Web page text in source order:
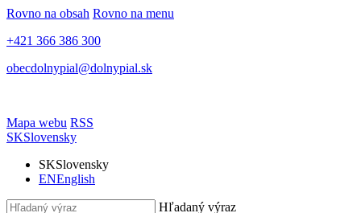
Rovno na obsah Rovno na menu
+421 366 386 300
obecdolnypial@dolnypial.sk
Mapa webu RSS
SKSlovensky
SKSlovensky
ENEnglish
Hľadaný výraz